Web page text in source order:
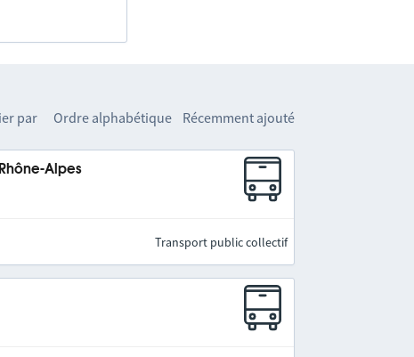
par Ordre alphabétique Récemment ajouté
Alpes
Transport public collectif